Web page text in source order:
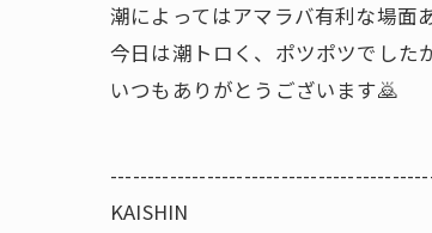
潮によってはアマラバ有利な場面
今日は潮トロく、ポツポツでし
いつもありがとうございます🙇
KAISHIN